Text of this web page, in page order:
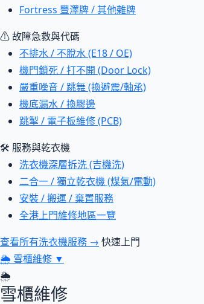
Fortress 豐澤牌 / 其他雜牌
⚠ 故障急救與代碼
不排水 / 不脫水 (E18 / OE)
機門鎖死 / 打不開 (Door Lock)
嚴重噪音 / 跳舞 (換避震/軸承)
機底漏水 / 換膠邊
跳掣 / 電子板維修 (PCB)
🛠 服務與乾衣機
洗衣機深層拆洗 (吉機洗)
二合一 / 獨立乾衣機 (煤氣/電動)
安裝 / 搬運 / 棄置服務
全港上門維修地區一覽
查看所有洗衣機服務 → 快速上門
🌦 雪櫃維修 ▼
🌦
雪櫃維修